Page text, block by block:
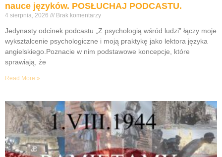
nauce języków. POSŁUCHAJ PODCASTU.
4 sierpnia, 2026 Brak komentarzy
Jedynasty odcinek podcastu „Z psychologią wśród ludzi” łączy moje
wykształcenie psychologiczne i moją praktykę jako lektora języka
angielskiego.Poznacie w nim podstawowe koncepcje, które
sprawiają, że
Read More »